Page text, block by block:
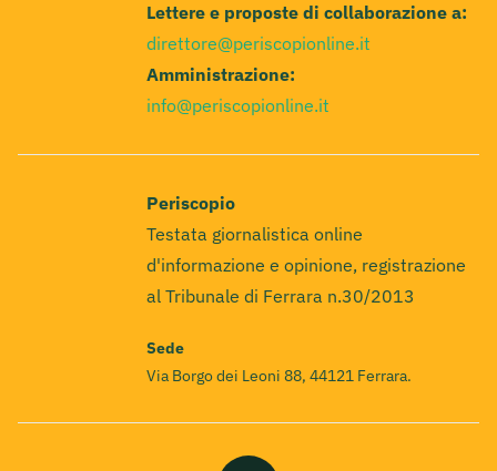
Lettere e proposte di collaborazione a:
direttore@periscopionline.it
Amministrazione:
info@periscopionline.it
Periscopio
Testata giornalistica online
d'informazione e opinione, registrazione
al Tribunale di Ferrara n.30/2013
Sede
Via Borgo dei Leoni 88, 44121 Ferrara.